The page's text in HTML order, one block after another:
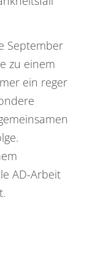
September
zu einem
ein reger
AD-Arbeit